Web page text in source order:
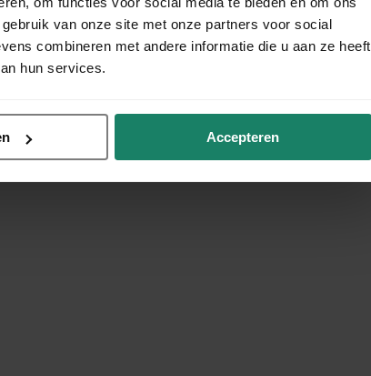
van onze site met onze partners voor social
combineren met andere informatie die u aan ze heeft
hun services.
Accepteren